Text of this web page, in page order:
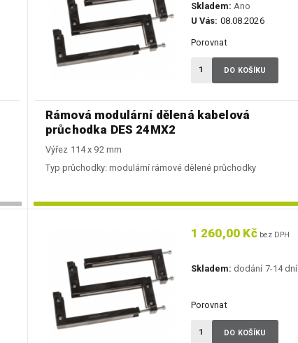
Rámová modulární dělená kabelová
průchodka DES 24MX2
Výřez 114 x 92 mm
Typ průchodky: modulární rámové dělené průchodky
Skladem: Ano
U Vás: 08.08.2026
Porovnat
DO KOŠÍKU
1 260,00 Kčbez DPH
Skladem: dodání 7-14 dní
Porovnat
DO KOŠÍKU